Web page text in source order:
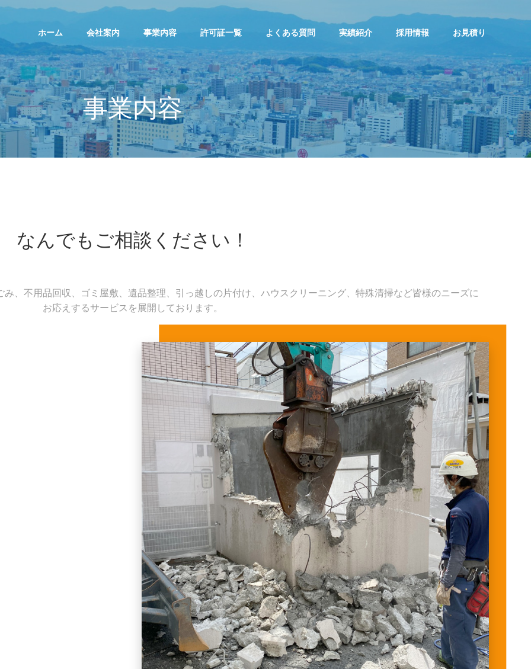
ホーム 会社案内 事業内容 許可証一覧 よくある質問 実績紹介 採用情報 お見積り
事業内容
なんでもご相談ください！
、不用品回収、ゴミ屋敷、遺品整理、引っ越しの片付け、ハウスクリーニング、特殊清掃など皆様のニーズに
お応えするサービスを展開しております。